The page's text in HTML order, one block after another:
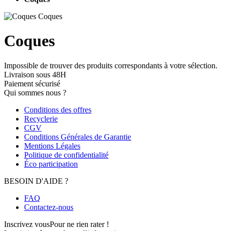
Coques
Impossible de trouver des produits correspondants à votre sélection.
Livraison sous 48H
Paiement sécurisé
Qui sommes nous ?
Conditions des offres
Recyclerie
CGV
Conditions Générales de Garantie
Mentions Légales
Politique de confidentialité
Éco participation
BESOIN D'AIDE ?
FAQ
Contactez-nous
Inscrivez vousPour ne rien rater !